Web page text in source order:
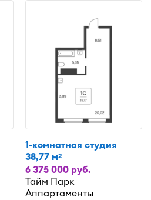
1-комнатная студия
38,77 м2
6 375 000 руб.
Тайм Парк
Аппартаменты